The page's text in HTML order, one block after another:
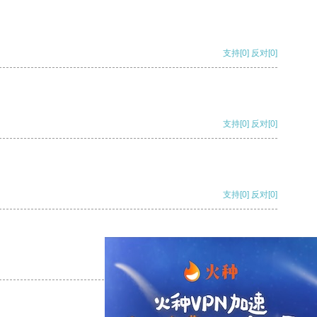
支持[0] 反对[0]
支持[0] 反对[0]
支持[0] 反对[0]
支持